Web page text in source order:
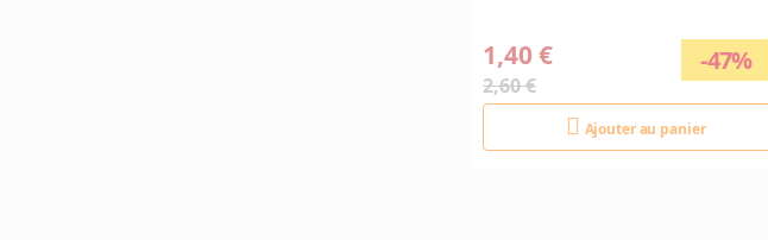
-47%
1,40 €
2,60 €
Ajouter au panier